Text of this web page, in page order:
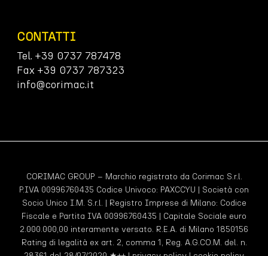
CONTATTI
Tel. +39 0737 787478
Fax +39 0737 787323
info@corimac.it
CORIMAC GROUP – Marchio registrato da Corimac S.r.l.
P.IVA 00996760435 Codice Univoco: PAXCCYU | Società con
Socio Unico I.M. S.r.l. | Registro Imprese di Milano: Codice
Fiscale e Partita IVA 00996760435 | Capitale Sociale euro
2.000.000,00 interamente versato. R.E.A. di Milano 1850156
Rating di legalità ex art. 2, comma 1, Reg. A.G.CO.M. del. n.